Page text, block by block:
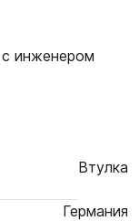
с инженером
Втулка
Германия